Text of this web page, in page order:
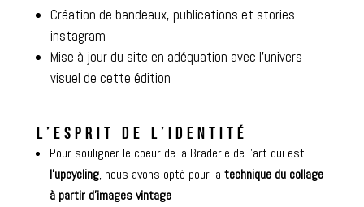
Création de bandeaux, publications et stories
instagram
Mise à jour du site en adéquation avec l’univers
visuel de cette édition
L’ESPRIT DE L’IDENTITÉ
Pour souligner le coeur de la Braderie de l’art qui est
l’upcycling, nous avons opté pour la technique du collage
à partir d’images vintage